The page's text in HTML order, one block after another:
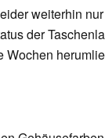
weiterhin
der
Wochen